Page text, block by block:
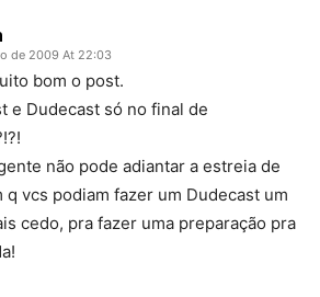
de 2009 At 22:03
bom o post.
e Dudecast só no final de
não pode adiantar a estreia de
q vcs podiam fazer um Dudecast um
cedo, pra fazer uma preparação pra